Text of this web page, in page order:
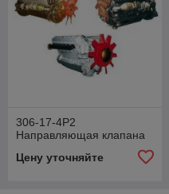
306-17-4Р2
Направляющая клапана
Цену уточняйте